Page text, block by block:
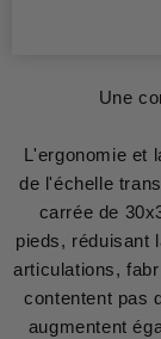
Une
L'ergonomie et
de l'échelle
carrée de
pieds, réduisant
articulations,
contentent pas
augmentent